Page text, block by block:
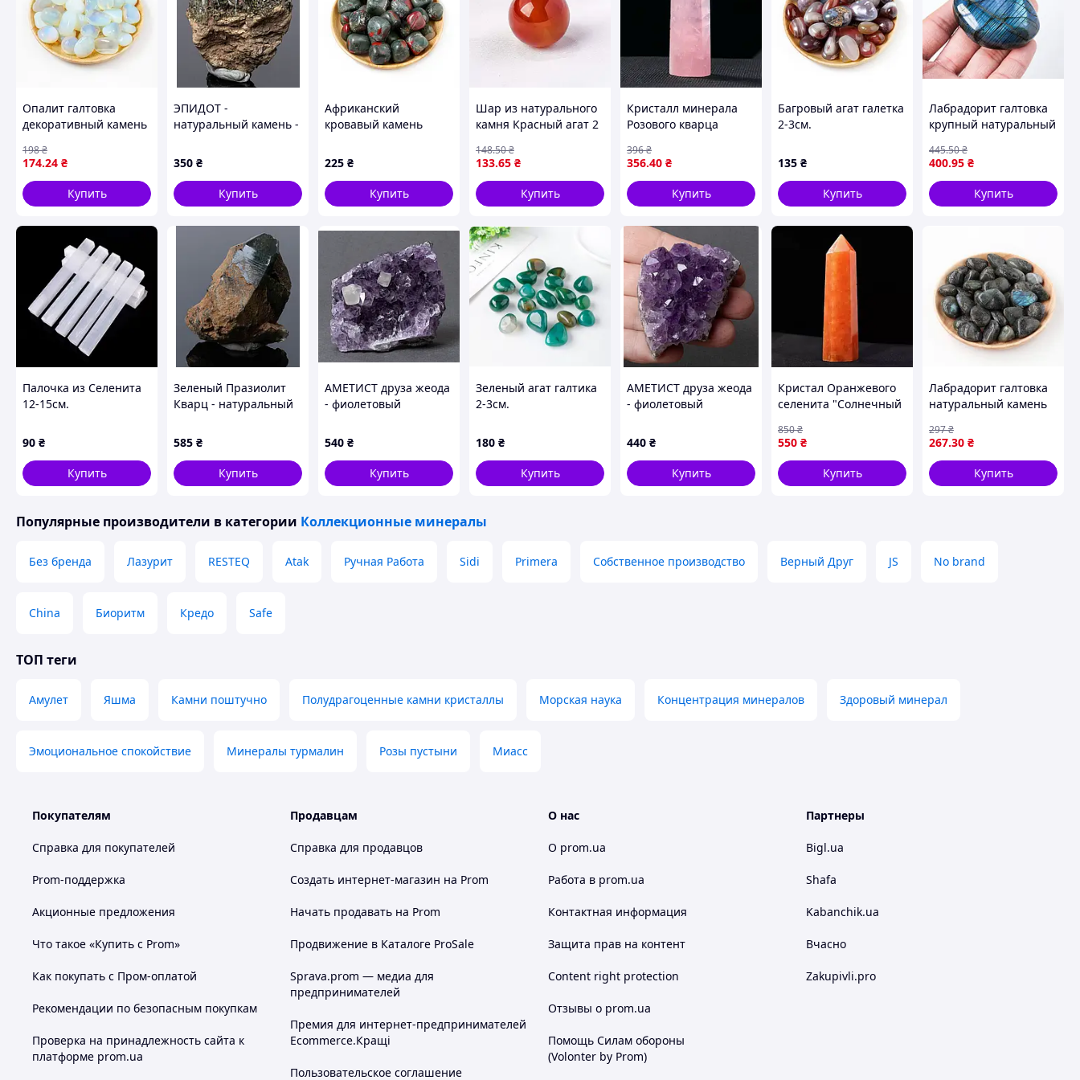
Заказы через корзину, Email, сообщение в Viber - круглосуточно.
Телефонные звонки принимаются с 10:00 до 21:00
Информация о доставке:
Заказы, оплаченные
до 17:00отправляются в день оплаты.
Заказы, оплаченные
после 17:00 следующий рабочий
Опалит галтовка
декоративный камень
174.24 ₴
198₴
Купить
ЭПИДОТ -
натуральный камень -
350 ₴
Купить
Африканский
кровавый камень
225 ₴
Купить
Шар из натурального
камня Красный агат 2
133.65 ₴
148.50₴
Купить
Кристалл минерала
Розового кварца
356.40 ₴
396₴
Купить
Багровый агат галетка
2-3см.
135 ₴
Купить
Лабрадорит галтовка
крупный натуральный
см
400.95 ₴
445.50₴
Купить
Палочка из Селенита
12-15см.
90 ₴
Купить
Зеленый Празиолит
Кварц - натуральный
585 ₴
Купить
АМЕТИСТ друза жеода
- фиолетовый
Уругвай
540 ₴
Купить
Зеленый агат галтика
2-3см.
180 ₴
Купить
АМЕТИСТ друза жеода
- фиолетовый
Уругвай
440 ₴
Купить
Кристал Оранжевого
селенита "Солнечный
7СМ , натуральный
камень, кристаллы и
минералы ,
натуральный камень
550 ₴
850₴
Купить
Лабрадорит галтовка
натуральный камень
267.30 ₴
297₴
Купить
Популярные производители в категории Коллекционные минералы
Без бренда Лазурит RESTEQ Atak Ручная Работа Sidi Primera Собственное производство Верный Друг JS No brand
China Биоритм Кредо Safe
ТОП теги
Амулет Яшма Камни поштучно Полудрагоценные камни кристаллы Морская наука Концентрация минералов Здоровый минерал
Эмоциональное спокойствие Минералы турмалин Розы пустыни Миасс
Покупателям
Справка для покупателей
Prom-поддержка
Акционные предложения
Что такое «Купить с Prom»
Как покупать с Пром-оплатой
Рекомендации по безопасным покупкам
Проверка на принадлежность сайта к
платформе prom.ua
Продавцам
Справка для продавцов
Создать интернет-магазин на Prom
Начать продавать на Prom
Продвижение в Каталоге ProSale
Sprava.prom — медиа для
предпринимателей
Премия для интернет-предпринимателей
Ecommerce.Кращі
Пользовательское соглашение
О нас
О prom.ua
Работа в prom.ua
Контактная информация
Защита прав на контент
Content right protection
Отзывы о prom.ua
Помощь Силам обороны
(Volonter by Prom)
Партнеры
Bigl.ua
Shafa
Kabanchik.ua
Вчасно
Zakupivli.pro